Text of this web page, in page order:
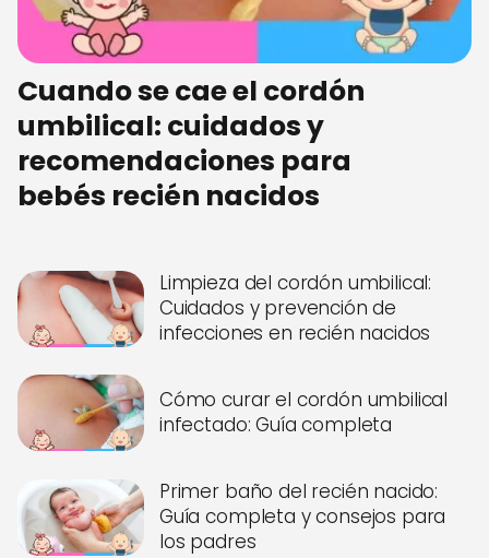
Cuando se cae el cordón
umbilical: cuidados y
recomendaciones para
bebés recién nacidos
Limpieza del cordón umbilical:
Cuidados y prevención de
infecciones en recién nacidos
Cómo curar el cordón umbilical
infectado: Guía completa
Primer baño del recién nacido:
Guía completa y consejos para
los padres